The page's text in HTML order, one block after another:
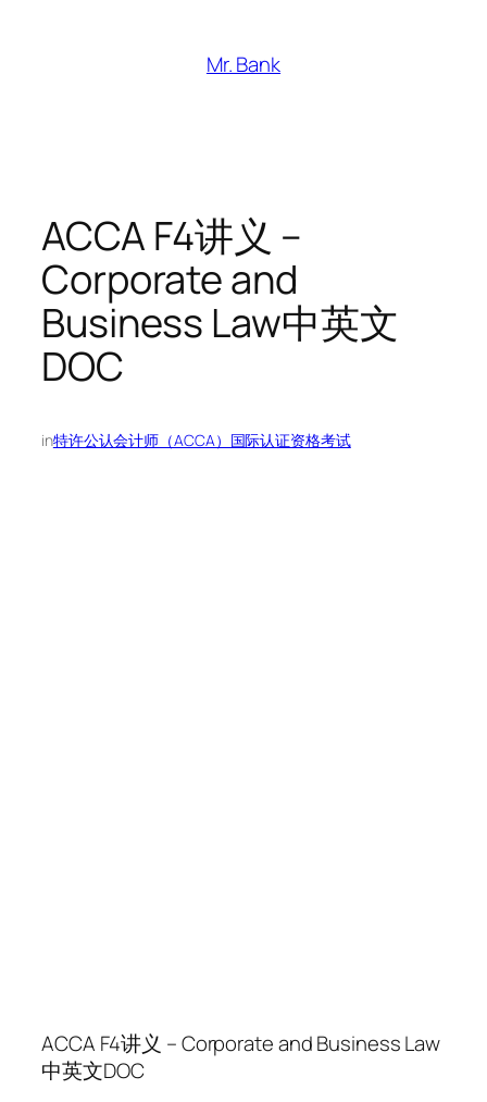
Mr. Bank
ACCA F4讲义 –
Corporate and
Business Law中英文
DOC
in特许公认会计师（ACCA）国际认证资格考试
ACCA F4讲义 – Corporate and Business Law
中英文DOC